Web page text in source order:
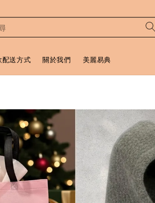
配送方式 關於我們 美麗易典